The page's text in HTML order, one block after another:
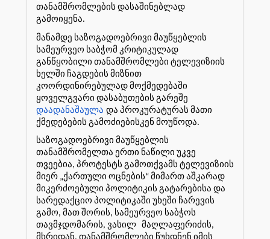
თანამშრომლების დასაშინებლად
გამოიყენა.
მანამდე საზოგადოებრივი მაუწყებლის
სამეურვეო საბჭომ კრიტიკულად
განწყობილი თანამშრომლები ტელევიზიის
ხელში ჩაგდების მიზნით
კოორდინირებულად მოქმედებაში
ყოველგვარი დასაბუთების გარეშე
დაადანაშაულა და პროკურატურას მათი
ქმედებების გამოძიებისკენ მოუწოდა.
საზოგადოებრივი მაუწყებლის
თანამშრომელთა ერთი ნაწილი უკვე
თვეებია, პროტესტს გამოთქვამს ტელევიზიის
მიერ „ქართული ოცნების“ მიმართ აშკარად
მიკერძოებული პოლიტიკის გატარებისა და
სარედაქციო პოლიტიკაში უხეში ჩარევის
გამო, მათ შორის, სამეურვეო საბჭოს
თავმჯდომარის, ვასილ მაღლაფერიძის,